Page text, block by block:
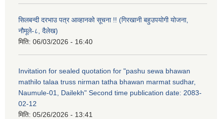
सिलबन्दी दरभाउ पत्र आव्हानको सूचना !! (गिरखानी बहुउपयोगी योजना,
नौमूले-८, दैलेख)
मिति: 06/03/2026 - 16:40
Invitation for sealed quotation for "pashu sewa bhawan
mathilo talaa truss nirman tatha bhawan marmat sudhar,
Naumule-01, Dailekh" Second time publication date: 2083-
02-12
मिति: 05/26/2026 - 13:41